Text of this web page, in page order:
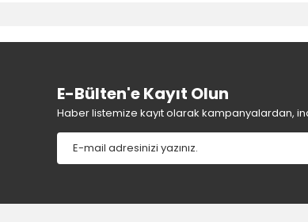
Ürün resmi kalitesiz, bozuk veya
Ürün bilgilerinde hatalar bulunuyor.
Ürün fiyatı diğer sitelerden daha pahalı.
Bu ürüne benzer farklı alternatifler olmalı.
E-Bülten'e Kayıt Olun
Haber listemize kayıt olarak kampanyalardan,